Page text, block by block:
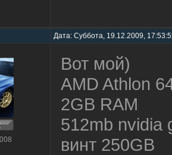
Дата: Суббота, 19.12.2009,
Вот мой)
AMD Athlon
2GB RAM
512mb nvidia
винт 250GB